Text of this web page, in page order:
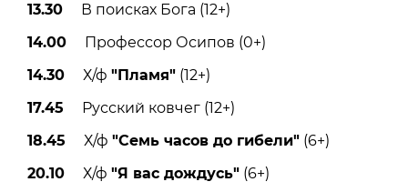
13.30 В поисках Бога (12+)
14.00 Профессор Осипов (0+)
14.30 Х/ф "Пламя" (12+)
17.45 Русский ковчег (12+)
18.45 Х/ф "Семь часов до гибели" (6+)
20.10 Х/ф "Я вас дождусь" (6+)